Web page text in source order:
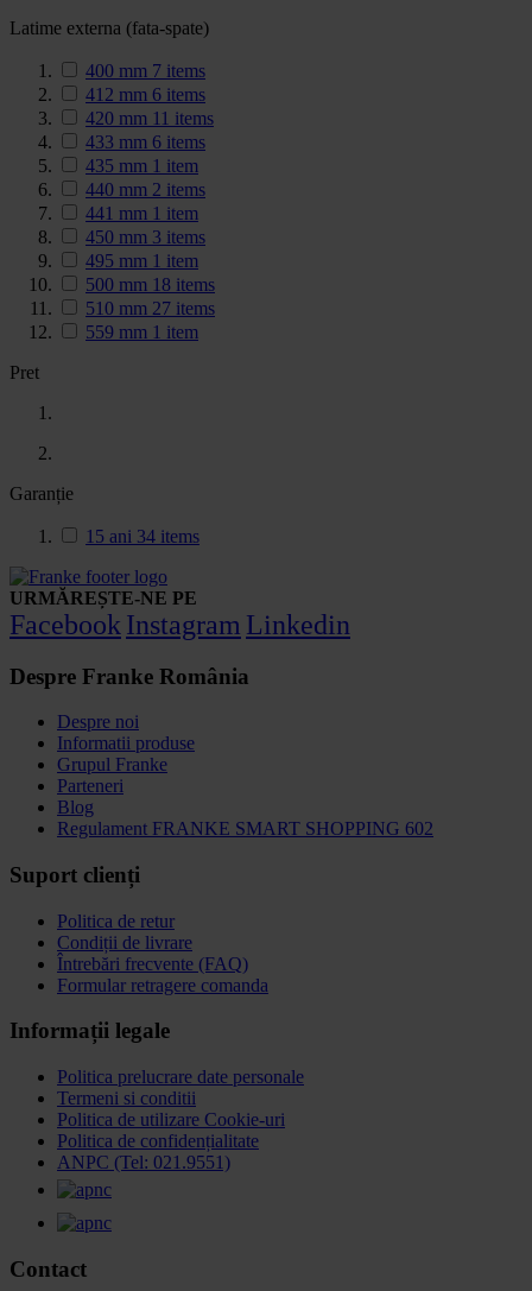
Latime externa (fata-spate)
400 mm 7 items
412 mm 6 items
420 mm 11 items
433 mm 6 items
435 mm 1 item
440 mm 2 items
441 mm 1 item
450 mm 3 items
495 mm 1 item
500 mm 18 items
510 mm 27 items
559 mm 1 item
Pret
Garanție
15 ani 34 items
URMĂREȘTE-NE PE
Facebook Instagram Linkedin
Despre Franke România
Despre noi
Informatii produse
Grupul Franke
Parteneri
Blog
Regulament FRANKE SMART SHOPPING 602
Suport clienți
Politica de retur
Condiții de livrare
Întrebări frecvente (FAQ)
Formular retragere comanda
Informații legale
Politica prelucrare date personale
Termeni si conditii
Politica de utilizare Cookie-uri
Politica de confidențialitate
ANPC (Tel: 021.9551)
Contact